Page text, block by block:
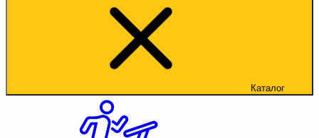
Каталог